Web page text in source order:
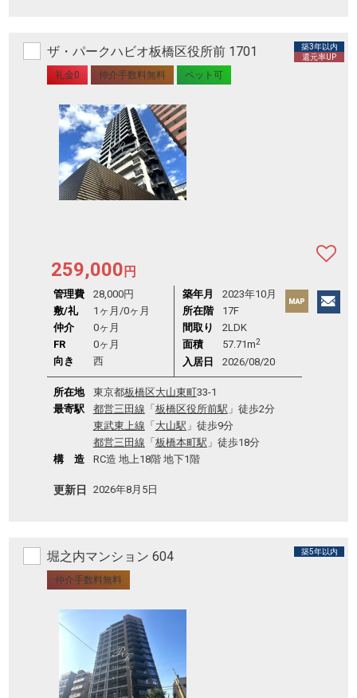
ザ・パークハビオ板橋区役所前 1701
築3年以内
還元率UP
礼金0 仲介手数料無料 ペット可
259,000 円
管理費
28,000円
敷/礼
1ヶ月 /0ヶ月
仲介
0ヶ月
FR
0ヶ月
向き
西
築年月
2023年10月
所在階
17F
間取り
2LDK
面積
57.71m2
入居日 2026/08/20
所在地 東京都板橋区大山東町33-1
最寄駅
都営三田線 「 板橋区役所前駅 」徒歩2分
東武東上線 「 大山駅 」徒歩9分
都営三田線 「 板橋本町駅 」徒歩18分
構 造
RC造 地上18階 地下1階
更新日 2026年8月5日
堀之内マンション 604 築5年以内
仲介手数料無料